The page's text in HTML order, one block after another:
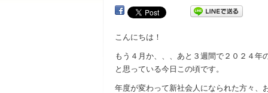
こんにちは！
もう４月か、、、あと３週間で２０２４年
と思っている今日この頃です。
年度が変わって新社会人になられた方々、